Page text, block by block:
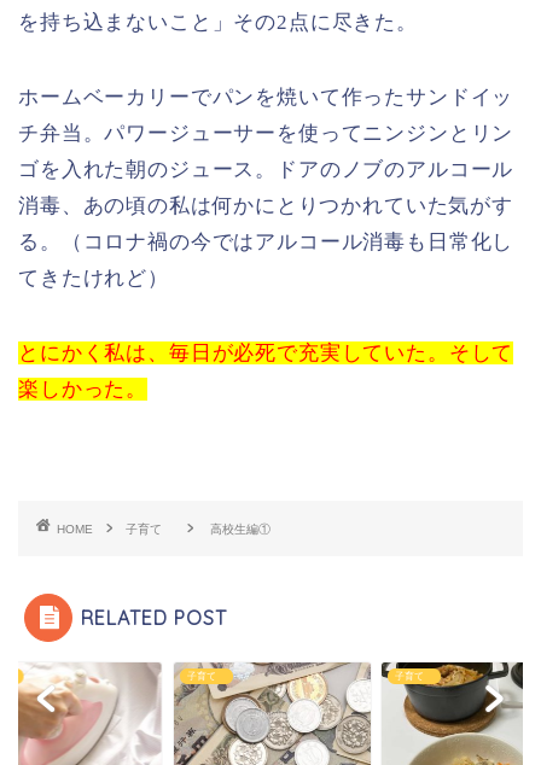
を持ち込まないこと」その2点に尽きた。
ホームベーカリーでパンを焼いて作ったサンドイッ
チ弁当。パワージューサーを使ってニンジンとリン
ゴを入れた朝のジュース。ドアのノブのアルコール
消毒、 あの頃の私は何かに とりつかれていた気がす
る。（コロナ禍の今ではアルコール消毒も日常化し
てきたけれど）
とにかく私は、毎日が必死で充実していた。そして
楽しかった。
HOME 子育て 高校生編①
RELATED POST
子育て 子育て